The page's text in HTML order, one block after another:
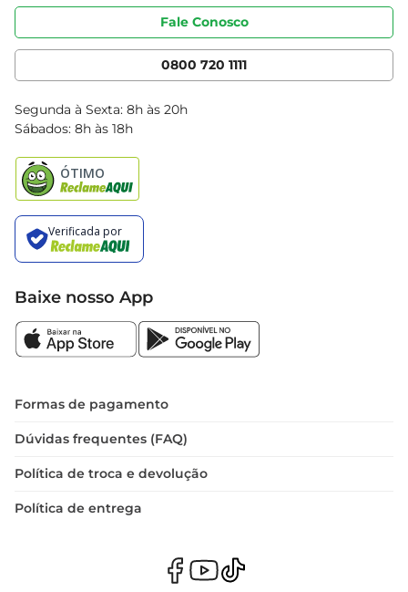
Portal do fornecedor
Cencosud Media
Código de ética
Serviços
Clube Bretas
Blog Bretas
Black Friday
Fale Conosco
0800 720 1111
Segunda à Sexta: 8h às 20h
Sábados: 8h às 18h
Baixe nosso App
Formas de pagamento
Dúvidas frequentes (FAQ)
Política de troca e devolução
Política de entrega